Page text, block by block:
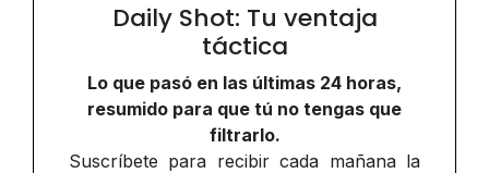
Daily Shot: Tu ventaja
táctica
Lo que pasó en las últimas 24 horas,
resumido para que tú no tengas que
filtrarlo.
Suscríbete para recibir cada mañana la